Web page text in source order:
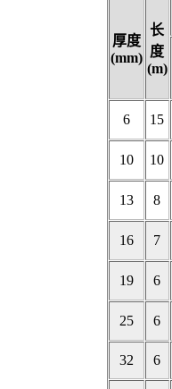
厚度
(mm)
长
度
(m)
6 15
10 10
13 8
16 7
19 6
25 6
32 6